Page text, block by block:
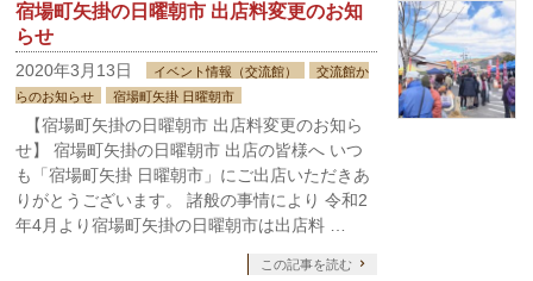
宿場町矢掛の日曜朝市 出店料変更のお知
らせ
2020年3月13日 イベント情報（交流館）
交流館か
らのお知らせ
宿場町矢掛 日曜朝市
【宿場町矢掛の日曜朝市 出店料変更のお知ら
せ】 宿場町矢掛の日曜朝市 出店の皆様へ いつ
も「宿場町矢掛 日曜朝市」にご出店いただきあ
りがとうございます。 諸般の事情により 令和2
年4月より宿場町矢掛の日曜朝市は出店料 …
この記事を読む